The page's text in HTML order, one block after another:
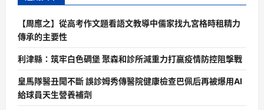
【周應之】從高考作文題看語文教導中儒家找九宮格時租精力
傳承的主要性
利津縣：筑牢白色碉堡 聚森和診所減重力打贏疫情防控阻擊戰
皇馬隊醫丑聞不斷 誤診姆秀傳醫院健康檢查巴佩后再被爆用AI
給球員天生營養補劑